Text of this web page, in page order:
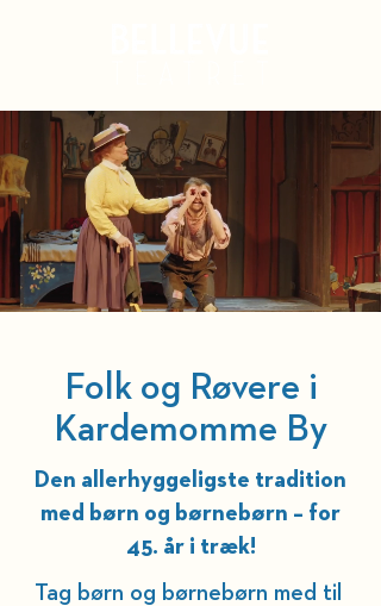
Folk og Røvere i
Kardemomme By
Den allerhyggeligste tradition
med børn og børnebørn – for
45. år i træk!
Tag børn og børnebørn med til